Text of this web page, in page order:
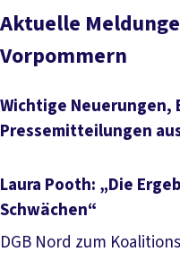
Aktuelle
Vorpommern
Wichtige Neuerungen,
Pressemitteilungen
Laura Pooth: „Die
Schwächen“
DGB Nord zum